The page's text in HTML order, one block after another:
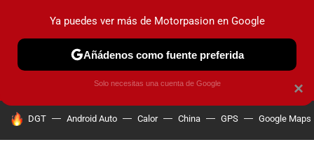
PRUEBAS COCHES ELÉCTRICOS OBSERVATORIO
HOY SE HABLA DE
DGT Android Auto Calor China GPS Google Maps
×
Ya puedes ver más de Motorpasion en Google
Añádenos como fuente preferida
Solo necesitas una cuenta de Google